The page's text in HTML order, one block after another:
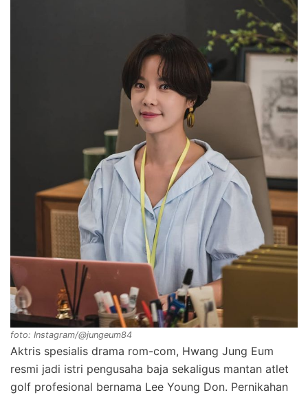
foto: Instagram/@jungeum84
Aktris spesialis drama rom-com, Hwang Jung Eum
resmi jadi istri pengusaha baja sekaligus mantan atlet
golf profesional bernama Lee Young Don. Pernikahan